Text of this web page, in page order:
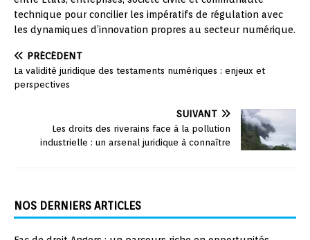
technique pour concilier les impératifs de régulation avec
les dynamiques d’innovation propres au secteur numérique.
PRÉCÉDENT
La validité juridique des testaments numériques : enjeux et
perspectives
SUIVANT
Les droits des riverains face à la pollution
industrielle : un arsenal juridique à connaître
NOS DERNIERS ARTICLES